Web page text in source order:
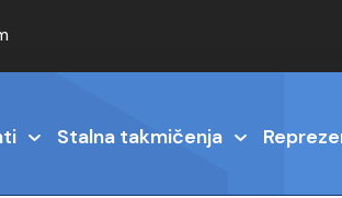
Stalna takmičenja